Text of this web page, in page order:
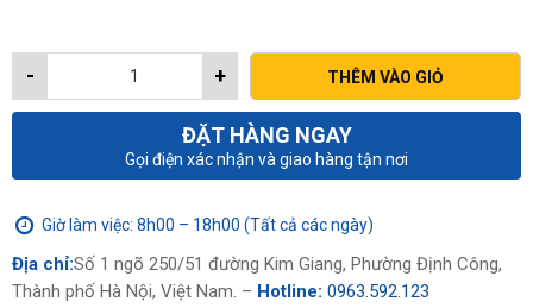
+
- THÊM VÀO GIỎ
ĐẶT HÀNG NGAY
Gọi điện xác nhận và giao hàng tận nơi
Giờ làm việc: 8h00 – 18h00 (Tất cả các ngày)
Địa chỉ:Số 1 ngõ 250/51 đường Kim Giang, Phường Định Công,
Thành phố Hà Nội, Việt Nam. – Hotline: 0963.592.123